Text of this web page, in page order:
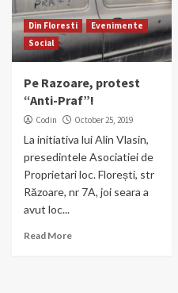
Din Floresti
Evenimente
Social
Pe Razoare, protest
“Anti-Praf”!
Codin October 25, 2019
La initiativa lui Alin Vlasin,
presedintele Asociatiei de
Proprietari loc. Florești, str
Răzoare, nr 7A, joi seara a
avut loc...
Read More